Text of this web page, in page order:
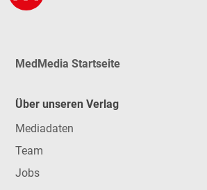
MedMedia Startseite
Über unseren Verlag
Mediadaten
Team
Jobs